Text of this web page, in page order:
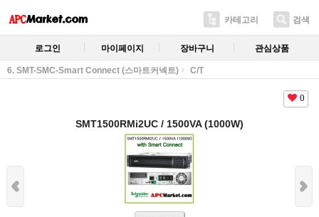
카테고리 검색
로그인 마이페이지 장바구니 관심상품
6. SMT-SMC-Smart Connect (스마트커넥트) C/T
0
SMT1500RMi2UC / 1500VA (1000W)